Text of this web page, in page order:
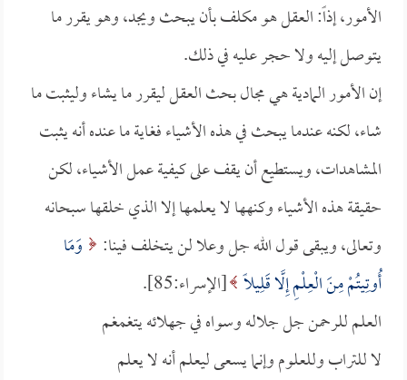
الأمور، إذاً: العقل هو مكلف بأن يبحث ويجد، وهو يقرر ما
يتوصل إليه ولا حجر عليه في ذلك.
إن الأمور المادية هي مجال بحث العقل ليقرر ما يشاء وليثبت ما
شاء، لكنه عندما يبحث في هذه الأشياء فغاية ما عنده أنه يثبت
المشاهدات، ويستطيع أن يقف على كيفية عمل الأشياء، لكن
حقيقة هذه الأشياء وكنهها لا يعلمها إلا الذي خلقها سبحانه
وتعالى، ويبقى قول الله جل وعلا لن يتخلف فينا:
وَمَا
أُوتِيتُمْ مِنَ الْعِلْمِ إِلَّا قَلِيلًا [الإسراء:85].
العلم للرحمن جل جلاله وسواه في جهلائه يتغمغم
لا للتراب وللعلوم وإنما يسعى ليعلم أنه لا يعلم